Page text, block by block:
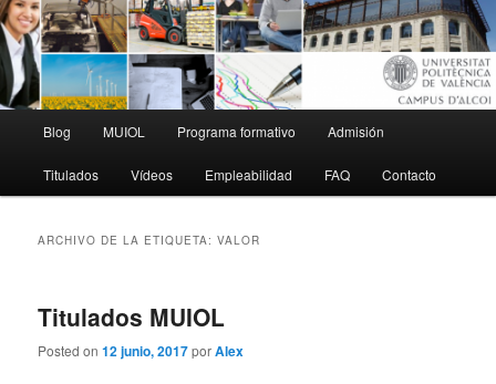
principal
Blog MUIOL Programa formativo Admisión
Titulados Vídeos Empleabilidad FAQ Contacto
ARCHIVO DE LA ETIQUETA:VALOR
Titulados MUIOL
Posted on12 junio, 2017porAlex